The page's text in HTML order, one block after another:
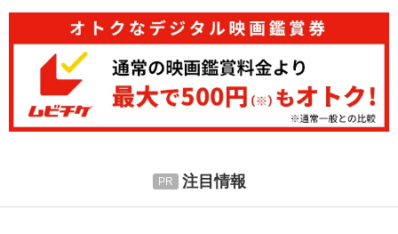
注目情報